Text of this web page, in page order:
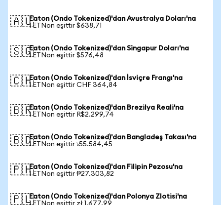
🇦🇺Eaton (Ondo Tokenized)'dan Avustralya Doları'na
1 ETNon eşittir $638,71
🇸🇬Eaton (Ondo Tokenized)'dan Singapur Doları'na
1 ETNon eşittir $576,48
🇨🇭Eaton (Ondo Tokenized)'dan İsviçre Frangı'na
1 ETNon eşittir CHF 364,84
🇧🇷Eaton (Ondo Tokenized)'dan Brezilya Reali'na
1 ETNon eşittir R$2.299,74
🇧🇩Eaton (Ondo Tokenized)'dan Bangladeş Takası'na
1 ETNon eşittir ৳55.584,45
🇵🇭Eaton (Ondo Tokenized)'dan Filipin Pezosu'na
1 ETNon eşittir ₱27.303,82
🇵🇱Eaton (Ondo Tokenized)'dan Polonya Zlotisi'na
1 ETNon eşittir zł 1.677,99